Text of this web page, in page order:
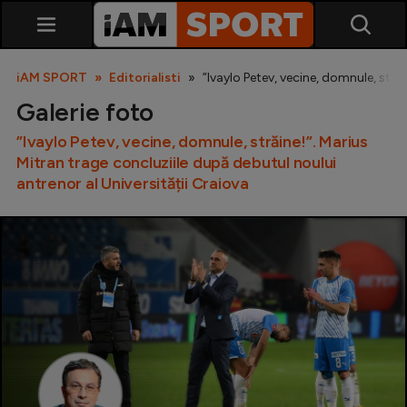
SuperLiga
Liga 2
Cupa României
Echipa Națională
U21
iAM SPORT Editorialisti ”Ivaylo Petev, vecine, domnule,
Galerie foto
”Ivaylo Petev, vecine, domnule, străine!”. Marius
Mitran trage concluziile după debutul noului
antrenor al Universității Craiova